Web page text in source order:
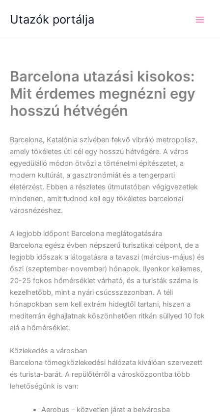
Utazók portálja
Barcelona utazási kisokos:
Mit érdemes megnézni egy
hosszú hétvégén
Barcelona, Katalónia szívében fekvő vibráló metropolisz,
amely tökéletes úti cél egy hosszú hétvégére. A város
egyedülálló módon ötvözi a történelmi építészetet, a
modern kultúrát, a gasztronómiát és a tengerparti
életérzést. Ebben a részletes útmutatóban végigvezetlek
mindenen, amit tudnod kell egy tökéletes barcelonai
városnézéshez.
A legjobb időpont Barcelona meglátogatására
Barcelona egész évben népszerű turisztikai célpont, de a
legjobb időszak a látogatásra a tavaszi (március-május) és
őszi (szeptember-november) hónapok. Ilyenkor kellemes,
20-25 fokos hőmérséklet várható, és a turisták száma is
kezelhetőbb, mint a nyári csúcsszezonban. A téli
hónapokban sem kell extrém hidegtől tartani, hiszen a
mediterrán éghajlatnak köszönhetően ritkán süllyed 10 fok
alá a hőmérséklet.
Közlekedés a városban
Barcelona tömegközlekedési hálózata kiválóan szervezett
és turista-barát. A repülőtérről a városközpontba több
lehetőségünk is van:
Aerobus – közvetlen járat a belvárosba